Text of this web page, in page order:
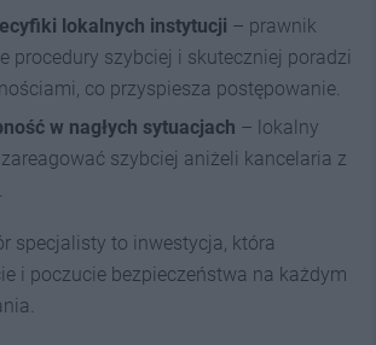
lokalnych instytucji – prawnik
procedury szybciej i skuteczniej poradzi
co przyspiesza postępowanie.
w nagłych sytuacjach – lokalny
szybciej aniżeli kancelaria z
specjalisty to inwestycja, która
i poczucie bezpieczeństwa na każdym